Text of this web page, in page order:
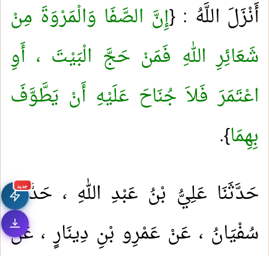
جديد
أَنْزَلَ اللَّهُ : {إِنَّ الصَّفَا وَالْمَرْوَةَ مِنْ
شَعَائِرِ اللهِ فَمَنْ حَجَّ الْبَيْتَ ، أَوِ
اعْتَمَرَ فَلاَ جُنَاحَ عَلَيْهِ أَنْ يَطَّوَّفَ
بِهِمَا}.
حَدَّثَنَا عَلِيُّ بْنُ عَبْدِ اللهِ ، حَدَّثَنَا
سُفْيَانُ ، عَنْ عَمْرِو بْنِ دِينَارٍ ، عَنْ